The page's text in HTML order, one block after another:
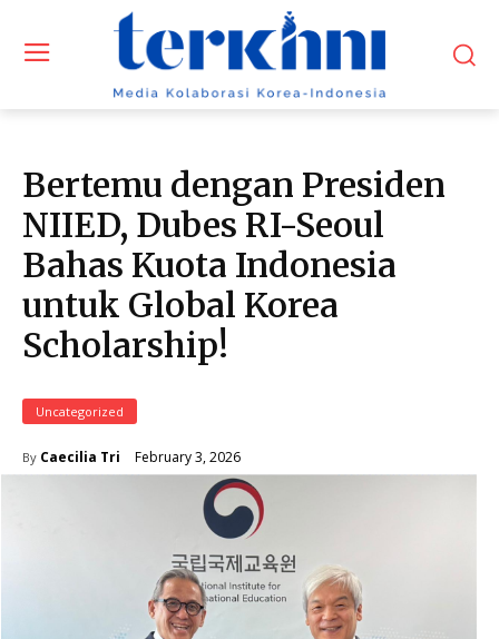
Bertemu dengan Presiden
NIIED, Dubes RI-Seoul
Bahas Kuota Indonesia
untuk Global Korea
Scholarship!
Uncategorized
By Caecilia Tri February 3, 2026